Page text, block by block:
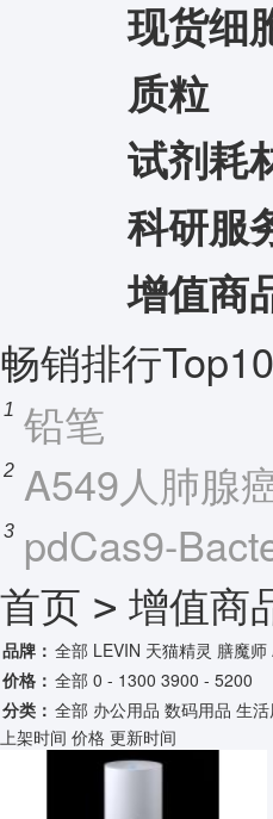
现货细
质粒
试剂耗
科研服
增值商
畅销排行Top10
1 铅笔
2 A549人肺腺
3 pdCas9-
首页 > 增值商
品牌： 全部 LEVIN 天猫精灵 膳魔师
价格： 全部 0 - 1300 3900 - 5200
分类： 全部 办公用品 数码用品 生
上架时间 价格 更新时间